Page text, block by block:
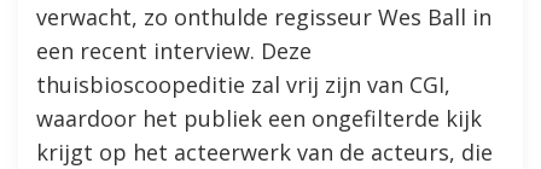
verwacht, zo onthulde regisseur Wes Ball in
een recent interview. Deze
thuisbioscoopeditie zal vrij zijn van CGI,
waardoor het publiek een ongefilterde kijk
krijgt op het acteerwerk van de acteurs, die